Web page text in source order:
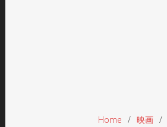
Home
映画